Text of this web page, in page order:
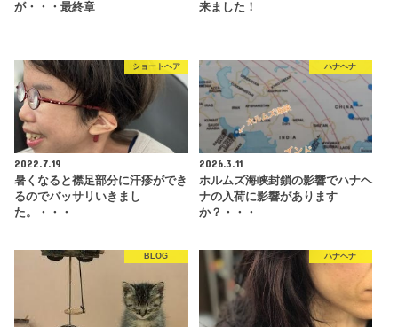
が・・・最終章
来ました！
ショートヘア
2022.7.19
暑くなると襟足部分に汗疹ができ
るのでバッサリいきまし
た。・・・
ハナヘナ
2026.3.11
ホルムズ海峡封鎖の影響でハナヘ
ナの入荷に影響があります
か？・・・
BLOG ハナヘナ